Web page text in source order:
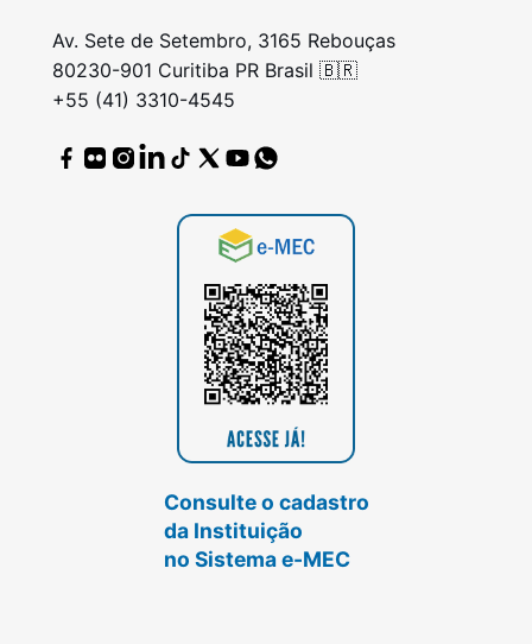
Av. Sete de Setembro, 3165 Rebouças
80230-901 Curitiba PR Brasil 🇧🇷
+55 (41) 3310-4545
Consulte o cadastro
da Instituição
no Sistema e-MEC